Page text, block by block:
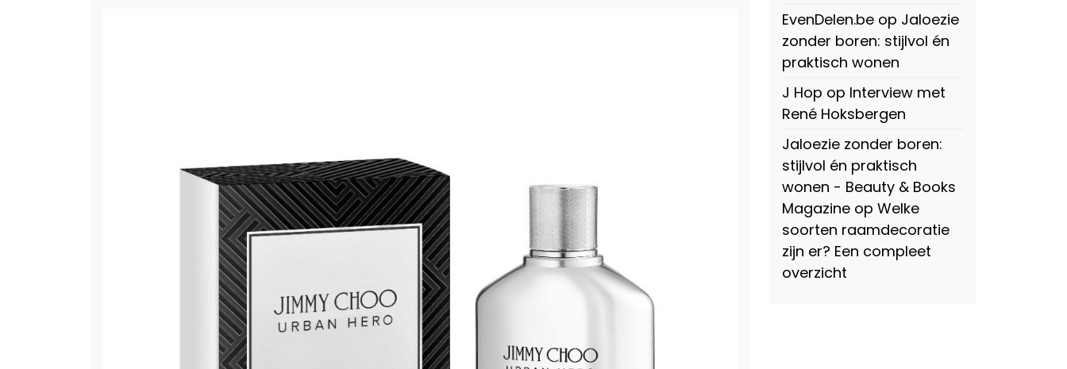
EvenDelen.be op Jaloezie
zonder boren: stijlvol én
praktisch wonen
J Hop op Interview met
René Hoksbergen
Jaloezie zonder boren:
stijlvol én praktisch
wonen - Beauty & Books
Magazine op Welke
soorten raamdecoratie
zijn er? Een compleet
overzicht